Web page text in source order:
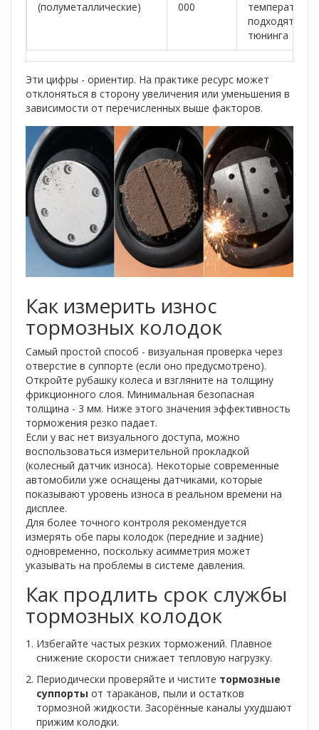
(полуметаллические) 000
подходят для
тюнинга
Эти цифры - ориентир. На практике ресурс может
отклоняться в сторону увеличения или уменьшения в
зависимости от перечисленных выше факторов.
Как измерить износ
тормозных колодок
Самый простой способ - визуальная проверка через
отверстие в суппорте (если оно предусмотрено).
Откройте рубашку колеса и взгляните на толщину
фрикционного слоя. Минимальная безопасная
толщина - 3 мм. Ниже этого значения эффективность
торможения резко падает.
Если у вас нет визуального доступа, можно
воспользоваться измерительной прокладкой
(колесный датчик износа). Некоторые современные
автомобили уже оснащены датчиками, которые
показывают уровень износа в реальном времени на
дисплее.
Для более точного контроля рекомендуется
измерять обе пары колодок (передние и задние)
одновременно, поскольку асимметрия может
указывать на проблемы в системе давления.
Как продлить срок службы
тормозных колодок
Избегайте частых резких торможений. Плавное
снижение скорости снижает тепловую нагрузку.
Периодически проверяйте и чистите тормозные
суппорты от тараканов, пыли и остатков
тормозной жидкости. Засорённые каналы ухудшают
прижим колодки.